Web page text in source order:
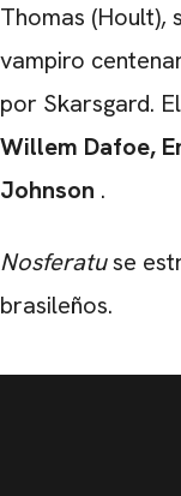
Thomas (Hoult),
vampiro
por Skarsgard.
Willem Dafoe,
Johnson .
Nosferatuse
brasileños.